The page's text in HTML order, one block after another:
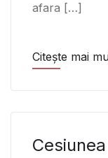
afara […]
Citește mai